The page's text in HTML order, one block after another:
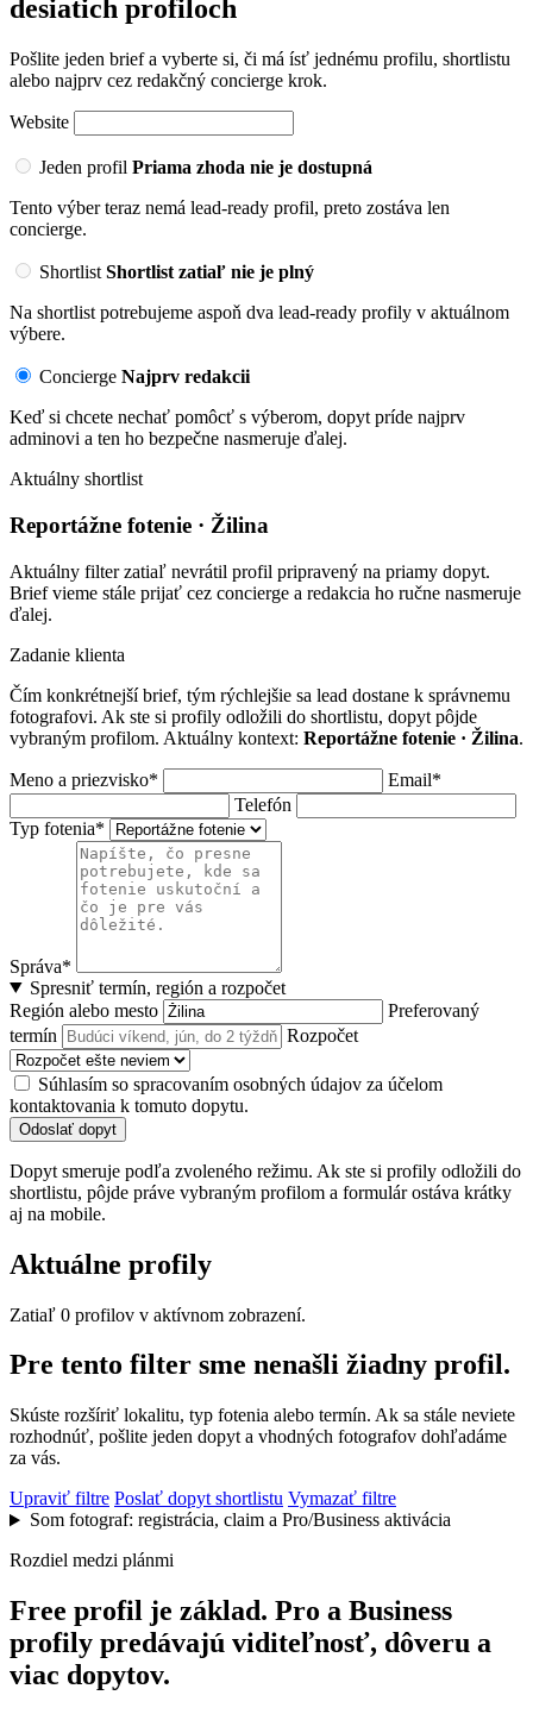
desiatich profiloch
Pošlite jeden brief a vyberte si, či má ísť jednému profilu, shortlistu
alebo najprv cez redakčný concierge krok.
Website
Jeden profil Priama zhoda nie je dostupná
Tento výber teraz nemá lead-ready profil, preto zostáva len
concierge.
Shortlist Shortlist zatiaľ nie je plný
Na shortlist potrebujeme aspoň dva lead-ready profily v aktuálnom
výbere.
Concierge Najprv redakcii
Keď si chcete nechať pomôcť s výberom, dopyt príde najprv
adminovi a ten ho bezpečne nasmeruje ďalej.
Aktuálny shortlist
Reportážne fotenie · Žilina
Aktuálny filter zatiaľ nevrátil profil pripravený na priamy dopyt.
Brief vieme stále prijať cez concierge a redakcia ho ručne nasmeruje
ďalej.
Zadanie klienta
Čím konkrétnejší brief, tým rýchlejšie sa lead dostane k správnemu
fotografovi. Ak ste si profily odložili do shortlistu, dopyt pôjde
vybraným profilom. Aktuálny kontext: Reportážne fotenie · Žilina.
Meno a priezvisko*
Email*
Telefón
Typ fotenia*
Správa*
Spresniť termín, región a rozpočet
Región alebo mesto
Preferovaný
termín
Rozpočet
Súhlasím so spracovaním osobných údajov za účelom
kontaktovania k tomuto dopytu.
Odoslať dopyt
Dopyt smeruje podľa zvoleného režimu. Ak ste si profily odložili do
shortlistu, pôjde práve vybraným profilom a formulár ostáva krátky
aj na mobile.
Aktuálne profily
Zatiaľ 0 profilov v aktívnom zobrazení.
Pre tento filter sme nenašli žiadny profil.
Skúste rozšíriť lokalitu, typ fotenia alebo termín. Ak sa stále neviete
rozhodnúť, pošlite jeden dopyt a vhodných fotografov dohľadáme
za vás.
Upraviť filtre Poslať dopyt shortlistu Vymazať filtre
Som fotograf: registrácia, claim a Pro/Business aktivácia
Rozdiel medzi plánmi
Free profil je základ. Pro a Business
profily predávajú viditeľnosť, dôveru a
viac dopytov.